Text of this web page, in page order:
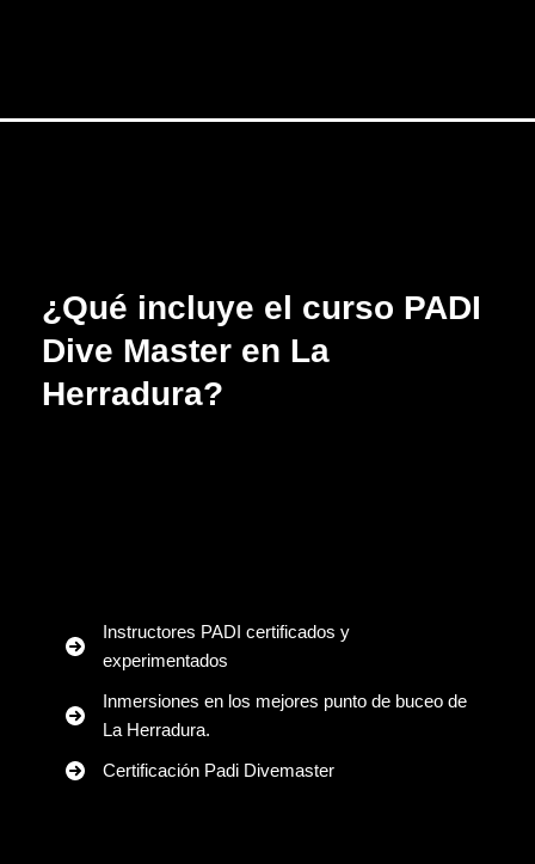
¿Qué incluye el curso PADI
Dive Master en La
Herradura?
Instructores PADI certificados y
experimentados
Inmersiones en los mejores punto de buceo de
La Herradura.
Certificación Padi Divemaster